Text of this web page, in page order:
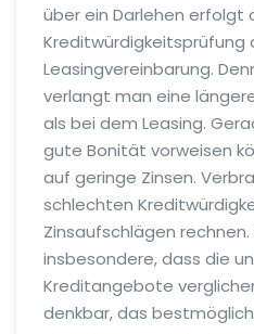
über ein Darlehen
Kreditwürdigkeitsprüfung
Leasingvereinbarung.
verlangt man eine
als bei dem Leasing.
gute Bonität vorweisen
auf geringe Zinsen.
schlechten
Zinsaufschlägen
insbesondere, dass die
Kreditangebote
denkbar, das